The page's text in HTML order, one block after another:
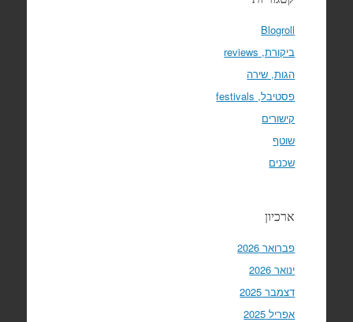
Blogroll
ביקורת, reviews
הגות, שירה
פסטיבל, festivals
קישורים
שוטף
שכנים
ארכיון
פברואר 2026
ינואר 2026
דצמבר 2025
אפריל 2025